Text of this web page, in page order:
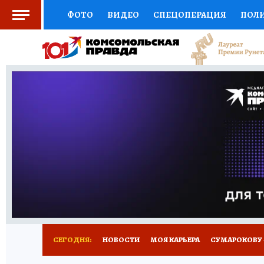
ФОТО ВИДЕО СПЕЦОПЕРАЦИЯ
СОЦПОДДЕРЖКА НАУКА АФИША
ВЫБОР ЭКСПЕРТОВ ДОКТОР
ПРОГНОЗЫ НА СПОРТ
НОВОЕ
СЕГОДНЯ: НОВОСТИ МОЯ КАРЬЕРА СУМАРОКОВУ